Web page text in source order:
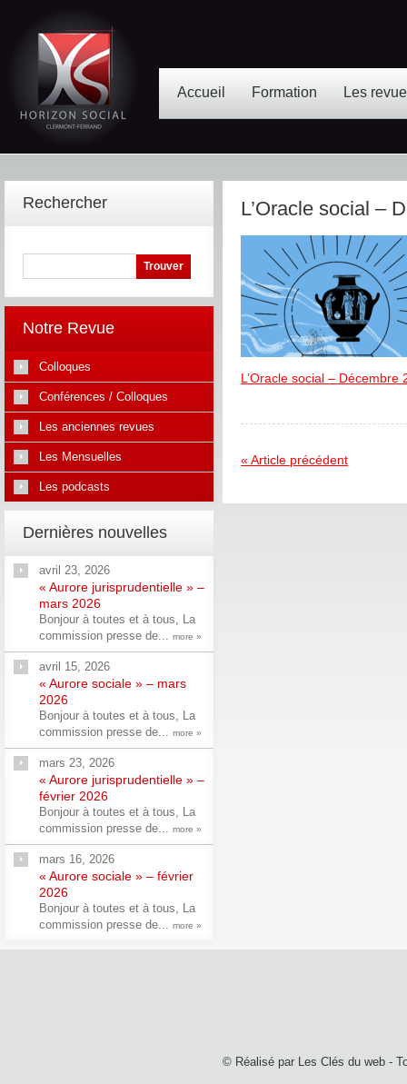
Accueil Formation Les
L’Oracle social –
L’Oracle social – Décembre
« Article précédent
Rechercher
Notre Revue
Colloques
Conférences / Colloques
Les anciennes revues
Les Mensuelles
Les podcasts
Dernières nouvelles
avril 23, 2026
« Aurore jurisprudentielle » –
mars 2026
Bonjour à toutes et à tous, La
commission presse de... more »
avril 15, 2026
« Aurore sociale » – mars
2026
Bonjour à toutes et à tous, La
commission presse de... more »
mars 23, 2026
« Aurore jurisprudentielle » –
février 2026
Bonjour à toutes et à tous, La
commission presse de... more »
mars 16, 2026
« Aurore sociale » – février
2026
Bonjour à toutes et à tous, La
commission presse de... more »
© Réalisé par Les Clés du web -